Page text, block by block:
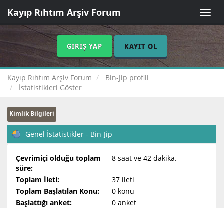
Toggle
Kayıp Rıhtım Arşiv Forum
GIRIŞ YAP KAYIT OL
Kayıp Rıhtım Arşiv Forum
Bin-Jip profili
İstatistikleri Göster
Kimlik Bilgileri
Genel İstatistikler - Bin-Jip
Çevrimiçi olduğu toplam
süre:
8 saat ve 42 dakika.
Toplam İleti:
37 ileti
Toplam Başlatılan Konu:
0 konu
Başlattığı anket:
0 anket